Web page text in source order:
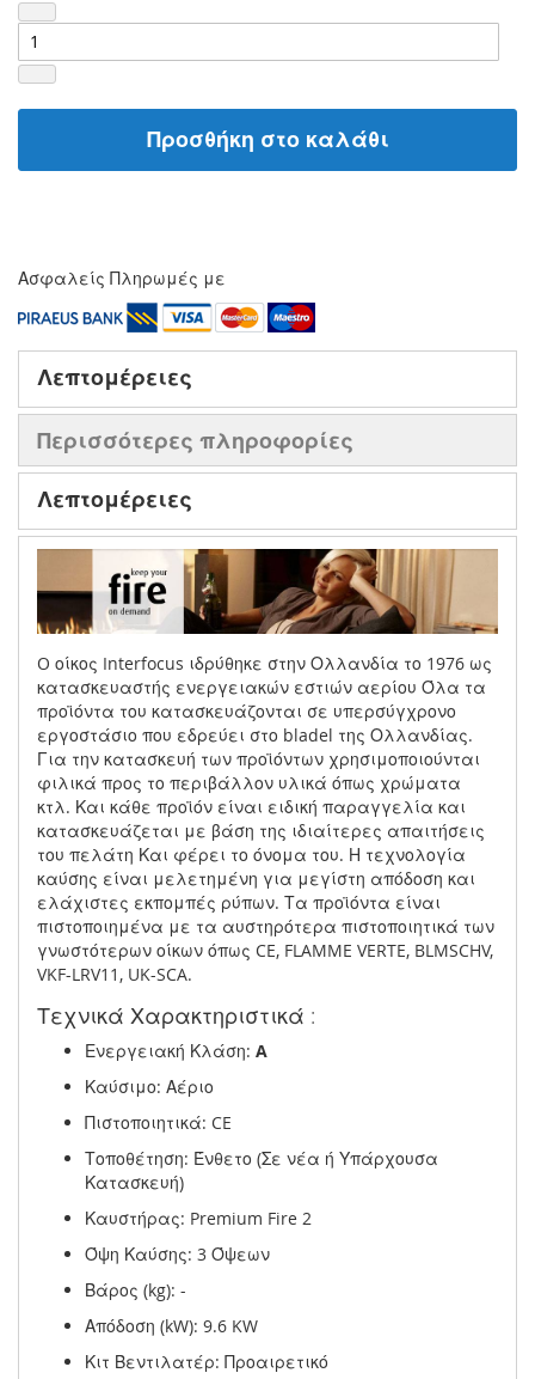
Προσθήκη στο καλάθι
Ασφαλείς Πληρωμές με
Λεπτομέρειες
Περισσότερες πληροφορίες
Λεπτομέρειες
O οίκος Interfocus ιδρύθηκε στην Ολλανδία το 1976 ως
κατασκευαστής ενεργειακών εστιών αερίου Όλα τα
προϊόντα του κατασκευάζονται σε υπερσύγχρονο
εργοστάσιο που εδρεύει στο bladel της Ολλανδίας.
Για την κατασκευή των προϊόντων χρησιμοποιούνται
φιλικά προς το περιβάλλον υλικά όπως χρώματα
κτλ. Και κάθε προϊόν είναι ειδική παραγγελία και
κατασκευάζεται με βάση της ιδιαίτερες απαιτήσεις
του πελάτη Και φέρει το όνομα του. Η τεχνολογία
καύσης είναι μελετημένη για μεγίστη απόδοση και
ελάχιστες εκπομπές ρύπων. Τα προϊόντα είναι
πιστοποιημένα με τα αυστηρότερα πιστοποιητικά των
γνωστότερων οίκων όπως CE, FLAMME VERTE, BLMSCHV,
VKF-LRV11, UK-SCA.
Τεχνικά Χαρακτηριστικά :
Ενεργειακή Κλάση: A
Καύσιμο: Αέριο
Πιστοποιητικά: CE
Τοποθέτηση: Ένθετο (Σε νέα ή Υπάρχουσα
Κατασκευή)
Καυστήρας: Premium Fire 2
Όψη Καύσης: 3 Όψεων
Βάρος (kg): -
Απόδοση (kW): 9.6 KW
Κιτ Βεντιλατέρ: Προαιρετικό